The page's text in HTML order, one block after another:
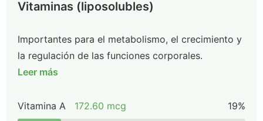
Vitaminas (liposolubles)
Importantes para el metabolismo, el crecimiento y
la regulación de las funciones corporales.
Leer más
Vitamina A 172.60 mcg 19%